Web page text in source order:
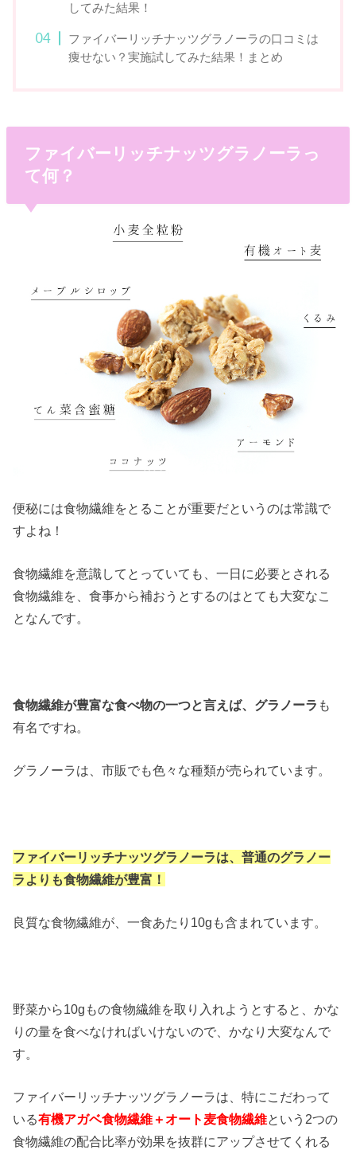
してみた結果！
ファイバーリッチナッツグラノーラの口コミは
痩せない？実施試してみた結果！まとめ
ファイバーリッチナッツグラノーラっ
て何？
便秘には食物繊維をとることが重要だというのは常識で
すよね！
食物繊維を意識してとっていても、一日に必要とされる
食物繊維を、食事から補おうとするのはとても大変なこ
となんです。
食物繊維が豊富な食べ物の一つと言えば、グラノーラ も
有名ですね。
グラノーラは、市販でも色々な種類が売られています。
ファイバーリッチナッツグラノーラは、普通のグラノー
ラよりも食物繊維が豊富！
良質な食物繊維が、一食あたり10gも含まれています。
野菜から10gもの食物繊維を取り入れようとすると、かな
りの量を食べなければいけないので、かなり大変なんで
す。
ファイバーリッチナッツグラノーラは、特にこだわって
いる有機アガベ食物繊維＋オート麦食物繊維という2つの
食物繊維の配合比率が効果を抜群にアップさせてくれる